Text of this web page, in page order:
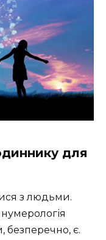
для
з людьми.
нумерологія
безперечно, є.